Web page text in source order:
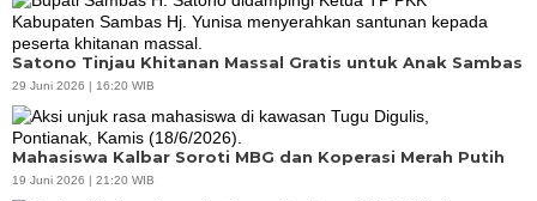
Satono Tinjau Khitanan Massal Gratis untuk Anak Sambas
29 Juni 2026 | 16:20 WIB
Mahasiswa Kalbar Soroti MBG dan Koperasi Merah Putih
19 Juni 2026 | 21:20 WIB